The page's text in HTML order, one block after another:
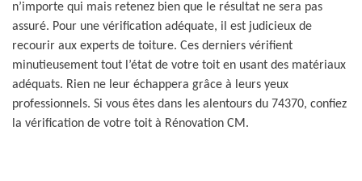
n’importe qui mais retenez bien que le résultat ne sera pas
assuré. Pour une vérification adéquate, il est judicieux de
recourir aux experts de toiture. Ces derniers vérifient
minutieusement tout l’état de votre toit en usant des matériaux
adéquats. Rien ne leur échappera grâce à leurs yeux
professionnels. Si vous êtes dans les alentours du 74370, confiez
la vérification de votre toit à Rénovation CM.